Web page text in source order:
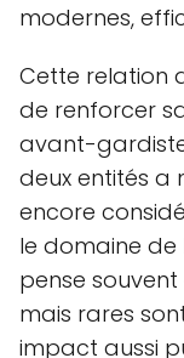
modernes,
Cette relation
de renforcer
avant-
deux entités a
encore
le domaine de
pense souvent
mais rares
impact aussi